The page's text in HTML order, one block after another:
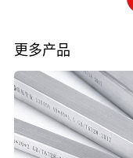
更多产品